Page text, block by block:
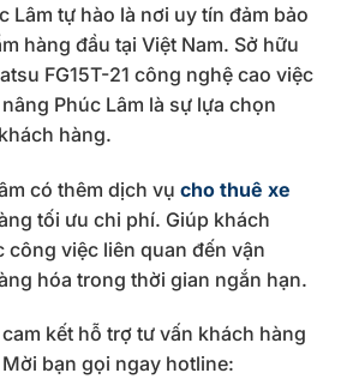
Lâm tự hào là nơi uy tín đảm bảo
hàng đầu tại Việt Nam. Sở hữu
FG15T-21 công nghệ cao việc
Phúc Lâm là sự lựa chọn
hàng.
có thêm dịch vụ cho thuê xe
tối ưu chi phí. Giúp khách
công việc liên quan đến vận
hóa trong thời gian ngắn hạn.
kết hỗ trợ tư vấn khách hàng
bạn gọi ngay hotline: